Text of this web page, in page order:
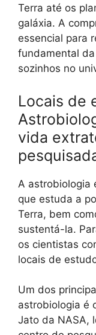
Terra até os
galáxia. A
essencial para
fundamental
sozinhos no
Locais de
vida
A astrobiologia
que estuda a
Terra, bem
sustentá-la.
os cientistas
locais de
Um dos
astrobiologia é
Jato da NASA,